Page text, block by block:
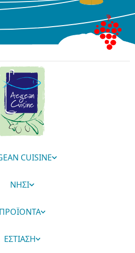
CUISINE
ΝΗΣΙ
ΠΡΟΪΟΝΤΑ
ΕΣΤΙΑΣΗ